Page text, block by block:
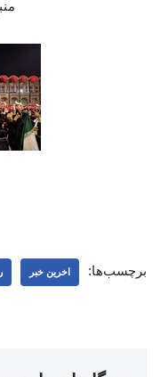
برچسب‌ها: اخرین خبر